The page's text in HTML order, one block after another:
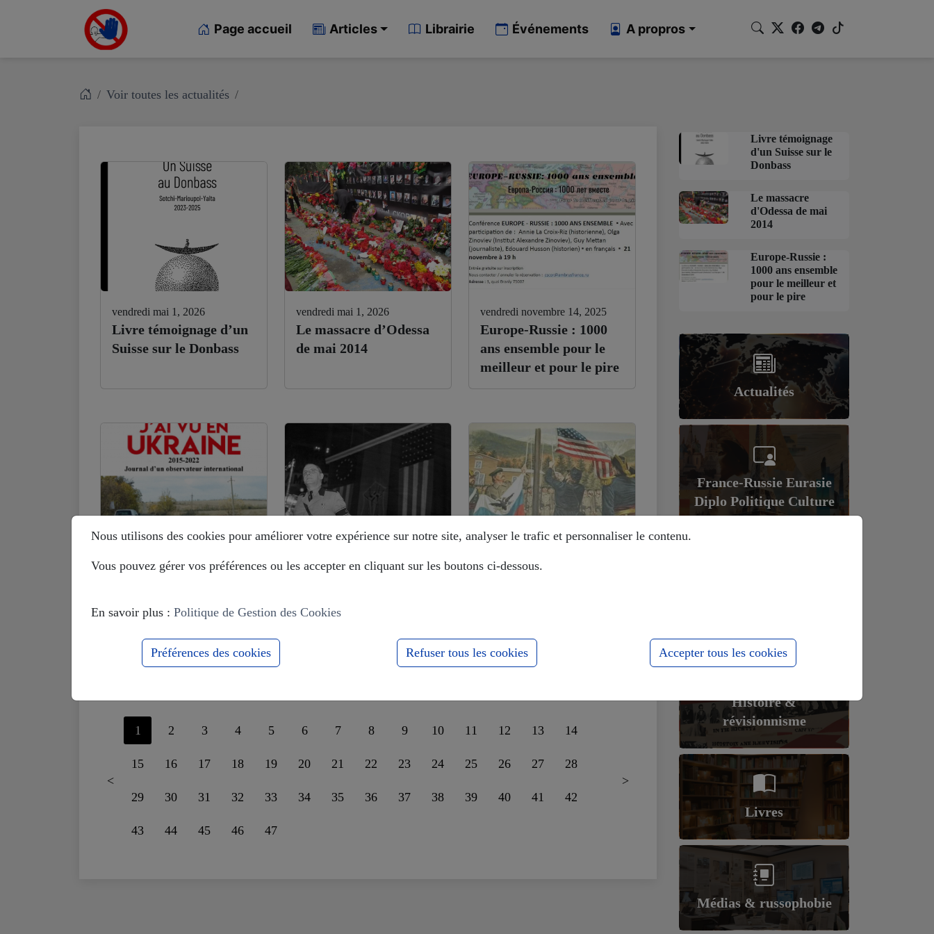
Page accueil Articles Librairie Événements A propros
Voir toutes les actualités
vendredi mai 1, 2026
Livre témoignage d’un
Suisse sur le Donbass
vendredi mai 1, 2026
Le massacre d’Odessa
de mai 2014
vendredi novembre 14, 2025
Europe-Russie : 1000
ans ensemble pour le
meilleur et pour le pire
lundi septembre 29, 2025
en Ukraine) : je ne
mensonge
mardi août 12, 2025
Européistes veulent
mardi août 12, 2025
<
1 2 3 4 5 6 7 8 9 10 11 12 13 14
15 16 17 18 19 20 21 22 23 24 25 26 27 28
29 30 31 32 33 34 35 36 37 38 39 40 41 42
43 44 45 46 47
>
Livre témoignage
d'un Suisse sur le
Donbass
Le massacre
d'Odessa de mai
2014
Europe-Russie :
1000 ans ensemble
pour le meilleur et
pour le pire
Actualités
France-Russie Eurasie
Diplo Politique Culture
Histoire &
révisionnisme
Livres
Médias & russophobie
Nous utilisons des cookies pour améliorer votre expérience sur notre site, analyser le trafic et personnaliser le contenu.
Vous pouvez gérer vos préférences ou les accepter en cliquant sur les boutons ci-dessous.
En savoir plus : Politique de Gestion des Cookies
Préférences des cookies Refuser tous les cookies Accepter tous les cookies